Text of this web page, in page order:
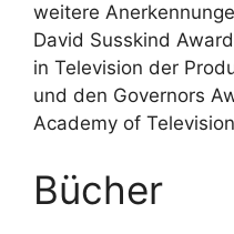
weitere
David Susskind
in Television der
und den Governors
Academy of
Bücher